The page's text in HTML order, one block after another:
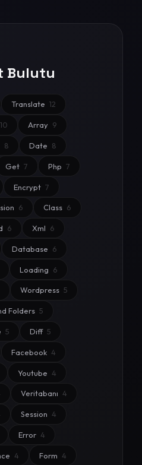
Bulutu
Translate 12
10 Array 9
8 Date 8
Get 7 Php 7
Encrypt 7
6 Class 6
6 Xml 6
Database 6
Loading 6
Wordpress 5
Folders 5
5 Diff 5
Facebook 4
Youtube 4
Veritabanı 4
Session 4
Error 4
4 Form 4